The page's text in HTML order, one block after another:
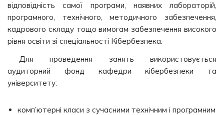
відповідність самої програми, наявних лабораторій,
програмного, технічного, методичного забезпечення,
кадрового складу тощо вимогам забезпечення високого
рівня освіти зі спеціальності Кібербезпека.
Для проведення занять використовується
аудиторний фонд кафедри кібербезпеки та
університету:
комп’ютерні класи з сучасними технічним і програмним